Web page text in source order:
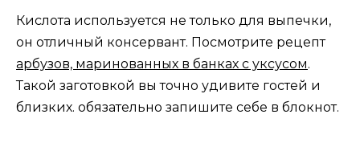
Кислота используется не только для выпечки,
он отличный консервант. Посмотрите рецепт
арбузов, маринованных в банках с уксусом.
Такой заготовкой вы точно удивите гостей и
близких. обязательно запишите себе в блокнот.